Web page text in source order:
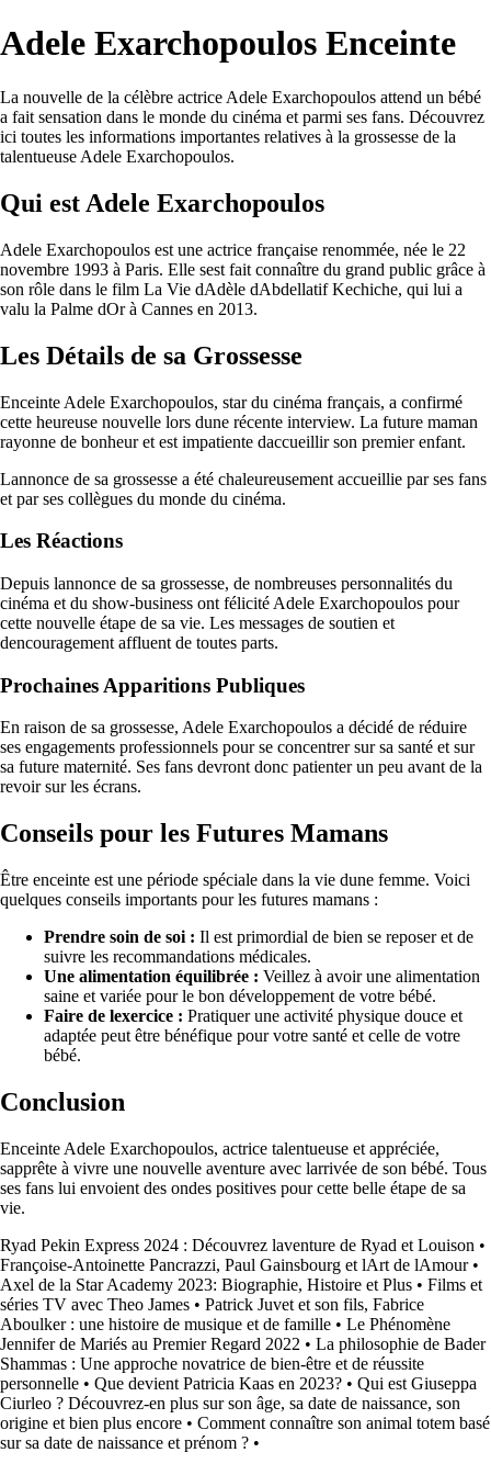
Adele Exarchopoulos Enceinte
La nouvelle de la célèbre actrice Adele Exarchopoulos attend un bébé
a fait sensation dans le monde du cinéma et parmi ses fans. Découvrez
ici toutes les informations importantes relatives à la grossesse de la
talentueuse Adele Exarchopoulos.
Qui est Adele Exarchopoulos
Adele Exarchopoulos est une actrice française renommée, née le 22
novembre 1993 à Paris. Elle sest fait connaître du grand public grâce à
son rôle dans le film La Vie dAdèle dAbdellatif Kechiche, qui lui a
valu la Palme dOr à Cannes en 2013.
Les Détails de sa Grossesse
Enceinte Adele Exarchopoulos, star du cinéma français, a confirmé
cette heureuse nouvelle lors dune récente interview. La future maman
rayonne de bonheur et est impatiente daccueillir son premier enfant.
Lannonce de sa grossesse a été chaleureusement accueillie par ses fans
et par ses collègues du monde du cinéma.
Les Réactions
Depuis lannonce de sa grossesse, de nombreuses personnalités du
cinéma et du show-business ont félicité Adele Exarchopoulos pour
cette nouvelle étape de sa vie. Les messages de soutien et
dencouragement affluent de toutes parts.
Prochaines Apparitions Publiques
En raison de sa grossesse, Adele Exarchopoulos a décidé de réduire
ses engagements professionnels pour se concentrer sur sa santé et sur
sa future maternité. Ses fans devront donc patienter un peu avant de la
revoir sur les écrans.
Conseils pour les Futures Mamans
Être enceinte est une période spéciale dans la vie dune femme. Voici
quelques conseils importants pour les futures mamans :
Prendre soin de soi : Il est primordial de bien se reposer et de
suivre les recommandations médicales.
Une alimentation équilibrée : Veillez à avoir une alimentation
saine et variée pour le bon développement de votre bébé.
Faire de lexercice : Pratiquer une activité physique douce et
adaptée peut être bénéfique pour votre santé et celle de votre
bébé.
Conclusion
Enceinte Adele Exarchopoulos, actrice talentueuse et appréciée,
sapprête à vivre une nouvelle aventure avec larrivée de son bébé. Tous
ses fans lui envoient des ondes positives pour cette belle étape de sa
vie.
Ryad Pekin Express 2024 : Découvrez laventure de Ryad et Louison •
Françoise-Antoinette Pancrazzi, Paul Gainsbourg et lArt de lAmour•
Axel de la Star Academy 2023: Biographie, Histoire et Plus • Films et
séries TV avec Theo James • Patrick Juvet et son fils, Fabrice
Aboulker : une histoire de musique et de famille • Le Phénomène
Jennifer de Mariés au Premier Regard 2022 • La philosophie de Bader
Shammas : Une approche novatrice de bien-être et de réussite
personnelle • Que devient Patricia Kaas en 2023? • Qui est Giuseppa
Ciurleo ? Découvrez-en plus sur son âge, sa date de naissance, son
origine et bien plus encore • Comment connaître son animal totem basé
sur sa date de naissance et prénom ? •